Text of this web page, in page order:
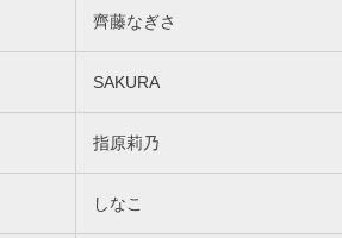
齊藤なぎさ
SAKURA
指原莉乃
しなこ